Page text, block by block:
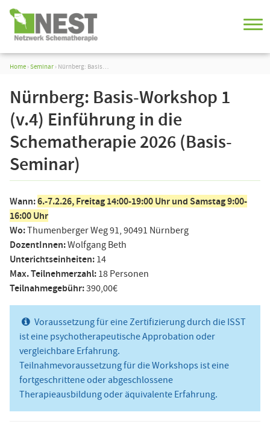
Home ›Seminar › Nürnberg: Basis…
Nürnberg: Basis-Workshop 1
(v.4) Einführung in die
Schematherapie 2026 (Basis-
Seminar)
Wann:6.-7.2.26, Freitag 14:00-19:00 Uhr und Samstag 9:00-
16:00 Uhr
Wo:Thumenberger Weg 91, 90491 Nürnberg
DozentInnen:Wolfgang Beth
Unterichtseinheiten: 14
Max. Teilnehmerzahl: 18 Personen
Teilnahmegebühr:390,00€
Voraussetzung für eine Zertifizierung durch die ISST
ist eine psychotherapeutische Approbation oder
vergleichbare Erfahrung.
Teilnahmevoraussetzung für die Workshops ist eine
fortgeschrittene oder abgeschlossene
Therapieausbildung oder äquivalente Erfahrung.